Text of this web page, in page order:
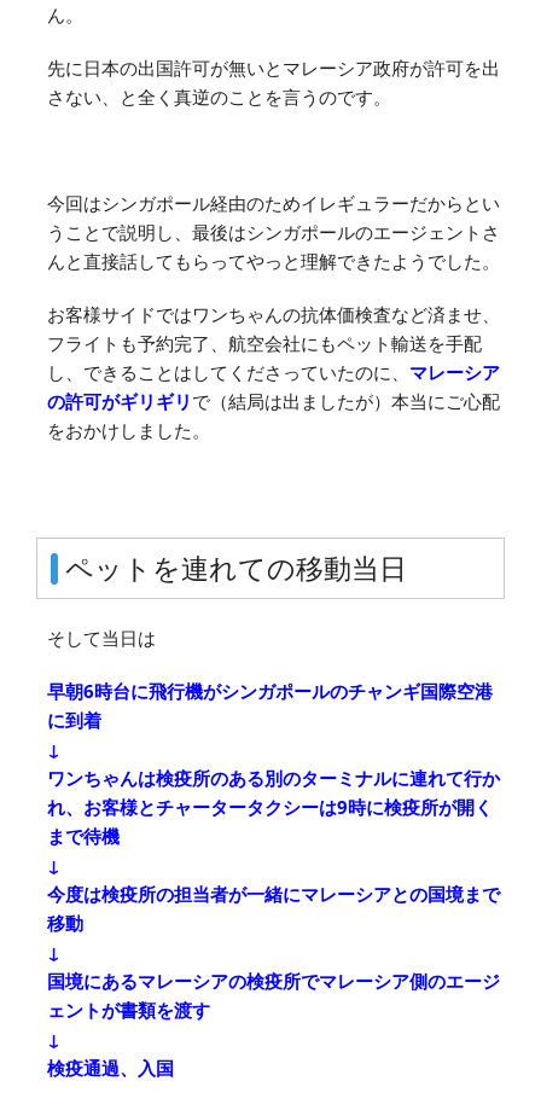
ん。
先に日本の出国許可が無いとマレーシア政府が許可を出
さない、と全く真逆のことを言うのです。
今回はシンガポール経由のためイレギュラーだからとい
うことで説明し、最後はシンガポールのエージェントさ
んと直接話してもらってやっと理解できたようでした。
お客様サイドではワンちゃんの抗体価検査など済ませ、
フライトも予約完了、航空会社にもペット輸送を手配
し、できることはしてくださっていたのに、 マレーシア
の許可がギリギリ で（結局は出ましたが）本当にご心配
をおかけしました。
ペットを連れての移動当日
そして当日は
早朝6時台に飛行機がシンガポールのチャンギ国際空港
に到着
↓
ワンちゃんは検疫所のある別のターミナルに連れて行か
れ、お客様とチャータータクシーは9時に検疫所が開く
まで待機
↓
今度は検疫所の担当者が一緒にマレーシアとの国境まで
移動
↓
国境にあるマレーシアの検疫所でマレーシア側のエージ
ェントが書類を渡す
↓
検疫通過、入国